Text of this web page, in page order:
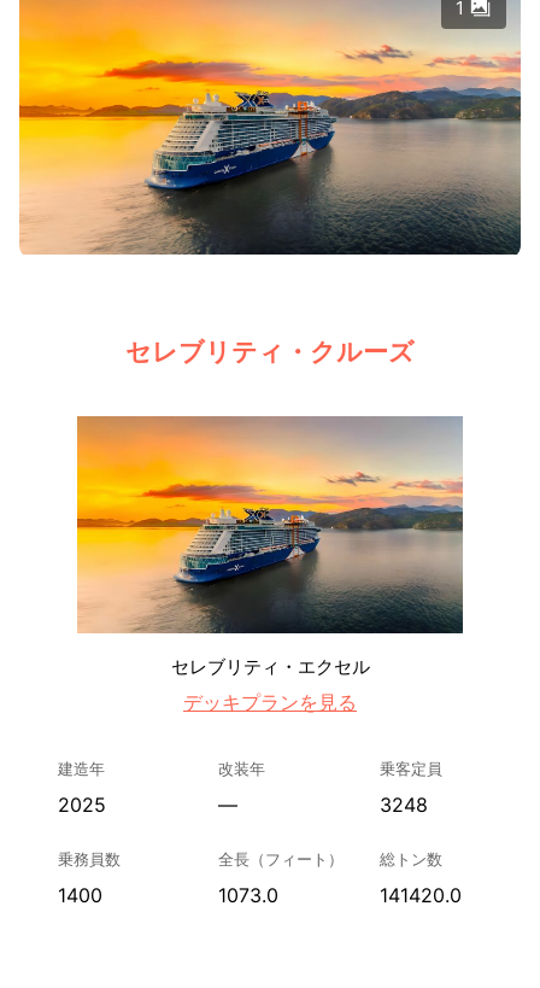
1
セレブリティ・クルーズ
セレブリティ・エクセル
デッキプランを見る
建造年
2025
改装年
—
乗客定員
3248
乗務員数
1400
全長（フィート）
1073.0
総トン数
141420.0